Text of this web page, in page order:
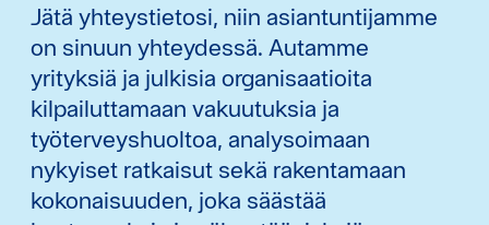
Jätä yhteystietosi, niin asiantuntijamme
on sinuun yhteydessä. Autamme
yrityksiä ja julkisia organisaatioita
kilpailuttamaan vakuutuksia ja
työterveyshuoltoa, analysoimaan
nykyiset ratkaisut sekä rakentamaan
kokonaisuuden, joka säästää